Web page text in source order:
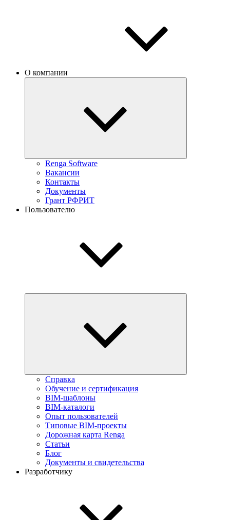
О компании
Renga Software
Вакансии
Контакты
Документы
Грант РФРИТ
Пользователю
Справка
Обучение и сертификация
BIM-шаблоны
BIM-каталоги
Опыт пользователей
Типовые BIM-проекты
Дорожная карта Renga
Статьи
Блог
Документы и свидетельства
Разработчику